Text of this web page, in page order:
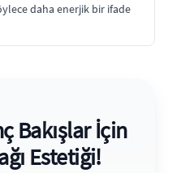
daha enerjik bir ifade
Bakışlar İçin
Estetiği!